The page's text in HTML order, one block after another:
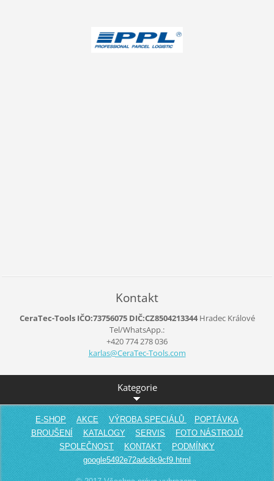
Kontakt
CeraTec-Tools IČO:73756075 DIČ:CZ8504213344Hradec Králové
Tel/WhatsApp.:
+420 774 278 036
karlas@CeraTec-Tools.com
Kategorie
E-SHOP AKCE VÝROBA SPECIÁLŮ
POPTÁVKA
BROUŠENÍ
KATALOGY SERVIS
FOTO NÁSTROJŮ
SPOLEČNOST
KONTAKT
PODMÍNKY
google5492e72adc8c9cf9.html